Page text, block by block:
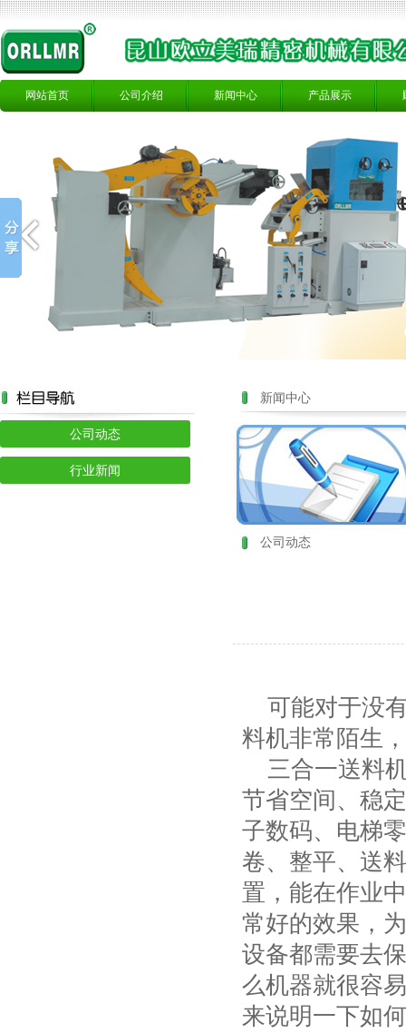
网站首页 公司介绍 新闻中心 产品展示
公司动态
行业新闻
新闻中心
公司动态
可能对于没
料机非常陌生
三合一送料
节省空间、稳
子数码、电梯
卷、整平、送
置，能在作业
常好的效果，
设备都需要去
么机器就很容
来说明一下如